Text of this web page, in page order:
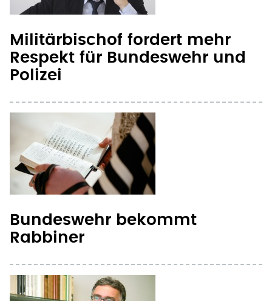
Militärbischof fordert mehr
Respekt für Bundeswehr und
Polizei
Bundeswehr bekommt
Rabbiner